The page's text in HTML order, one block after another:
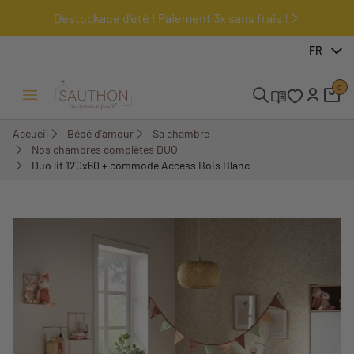
Destockage d'été ! Paiement 3x sans frais !
FR
Ouvrir/Fermer menu
0
Accueil Bébé d'amour
Sa chambre
Nos chambres complètes DUO
Duo lit 120x60 + commode Access Bois Blanc
-20,24%